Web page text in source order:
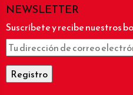
NEWSLETTER
Suscríbete y recibe nuestros